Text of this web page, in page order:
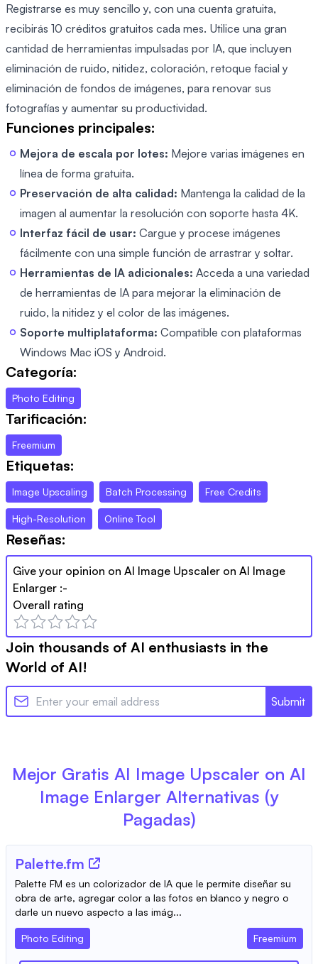
Registrarse es muy sencillo y, con una cuenta gratuita,
recibirás 10 créditos gratuitos cada mes. Utilice una gran
cantidad de herramientas impulsadas por IA, que incluyen
eliminación de ruido, nitidez, coloración, retoque facial y
eliminación de fondos de imágenes, para renovar sus
fotografías y aumentar su productividad.
Funciones principales:
Mejora de escala por lotes: Mejore varias imágenes en
línea de forma gratuita.
Preservación de alta calidad: Mantenga la calidad de la
imagen al aumentar la resolución con soporte hasta 4K.
Interfaz fácil de usar: Cargue y procese imágenes
fácilmente con una simple función de arrastrar y soltar.
Herramientas de IA adicionales: Acceda a una variedad
de herramientas de IA para mejorar la eliminación de
ruido, la nitidez y el color de las imágenes.
Soporte multiplataforma: Compatible con plataformas
Windows Mac iOS y Android.
Categoría:
Photo Editing
Tarificación:
Freemium
Etiquetas:
Image Upscaling Batch Processing Free Credits
High-Resolution Online Tool
Reseñas:
Give your opinion on AI Image Upscaler on AI Image
Enlarger :-
Overall rating
Join thousands of AI enthusiasts in the
World of AI!
Submit
Mejor Gratis AI Image Upscaler on AI
Image Enlarger Alternativas (y
Pagadas)
Palette.fm
Palette FM es un colorizador de IA que le permite diseñar su
obra de arte, agregar color a las fotos en blanco y negro o
darle un nuevo aspecto a las imág...
Photo Editing Freemium